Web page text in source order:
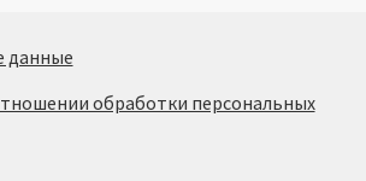
данные
обработки персональных